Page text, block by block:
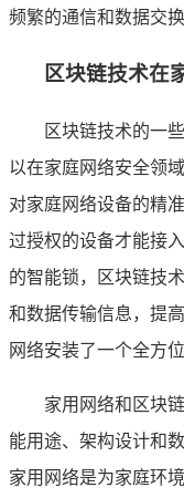
频繁的通信和数据交
区块链技术在
区块链技术的一
以在家庭网络安全领
对家庭网络设备的精
过授权的设备才能接
的智能锁，区块链技
和数据传输信息，提
网络安装了一个全方
家用网络和区块
能用途、架构设计和
家用网络是为家庭环